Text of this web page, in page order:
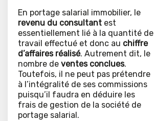
En portage salarial immobilier, le
revenu du consultant est
essentiellement lié à la quantité de
travail effectué et donc au chiffre
d’affaires réalisé. Autrement dit, le
nombre de ventes conclues.
Toutefois, il ne peut pas prétendre
à l’intégralité de ses commissions
puisqu’il faudra en déduire les
frais de gestion de la société de
portage salarial.